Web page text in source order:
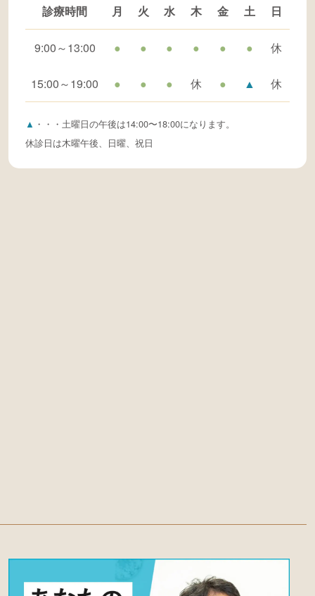
診療時間 月 火 水 木 金 土 日
9:00～13:00 ● ● ● ● ● ● 休
15:00～19:00 ● ● ● 休 ● ▲ 休
▲ ・・・土曜日の午後は14:00〜18:00になります。
休診日は木曜午後、日曜、祝日